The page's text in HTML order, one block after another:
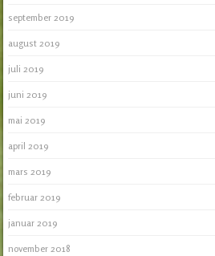
september 2019
august 2019
juli 2019
juni 2019
mai 2019
april 2019
mars 2019
februar 2019
januar 2019
november 2018